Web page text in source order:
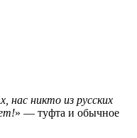
нас никто из русских
» — туфта и обычное